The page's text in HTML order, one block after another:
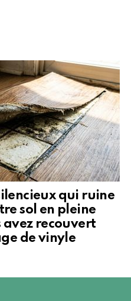
qui ruine
sol en pleine
avez recouvert
de vinyle